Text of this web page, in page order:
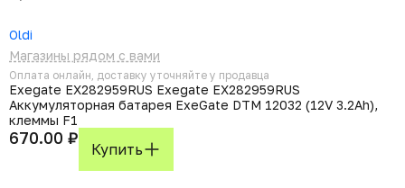
Oldi
Магазины рядом с вами
Оплата онлайн, доставку уточняйте у продавца
Exegate EX282959RUS Exegate EX282959RUS
Аккумуляторная батарея ExeGate DTM 12032 (12V 3.2Ah),
клеммы F1
670.00 ₽
Купить